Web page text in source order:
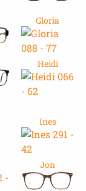
Gloria
Heidi
Ines
Jon